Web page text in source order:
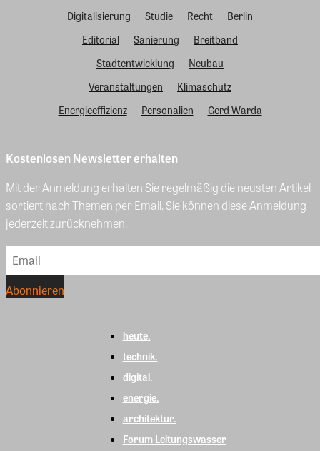
Digitalisierung
Studie Recht
Berlin
Editorial
Sanierung
Breitband
Stadtentwicklung
Neubau
Veranstaltungen
Klimaschutz
Energieeffizienz
Personalien Gerd Warda
Kostenlosen Newsletter erhalten
Mit der Anmeldung erhalten Sie regelmäßig die neusten Artikel
sortiert nach Themen per Email. Sie können diese Anmeldung
jederzeit zurücknehmen.
heute.
technik.
digital.
energie.
architektur.
Forum Leitungswasser